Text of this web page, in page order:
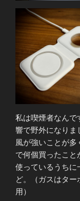
私は喫煙者なんで
響で野外になりま
風が強いことが多
で何個買ったこと
使っているうちに
ど。（ガスはタ
用）